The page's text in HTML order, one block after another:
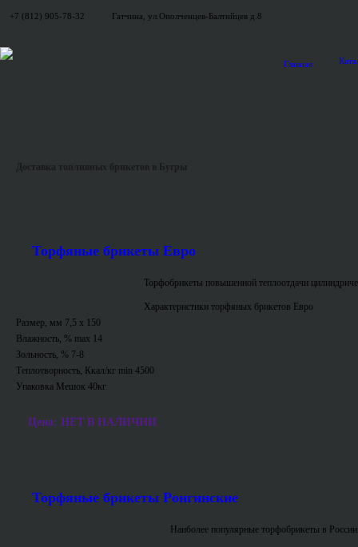
+7 (812) 905-78-32 Гатчина, ул.Ополченцев-Балтийцев д.8
Главная
Доставка топливных брикетов в Бугры
Торфяные брикеты Евро
Торфобрикеты повышенной теплоотдачи
Характеристики торфяных брикетов Евро
Размер, мм 7,5 x 150
Влажность, % max 14
Зольность, % 7-8
Теплотворность, Ккал/кг min 4500
Упаковка Мешок 40кг
Цена: НЕТ В НАЛИЧИИ
Торфяные брикеты Ронгинские
Наиболее популярные торфобрикеты в